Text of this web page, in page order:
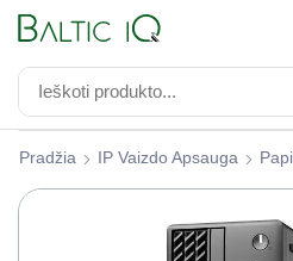
Pradžia IP Vaizdo Apsauga